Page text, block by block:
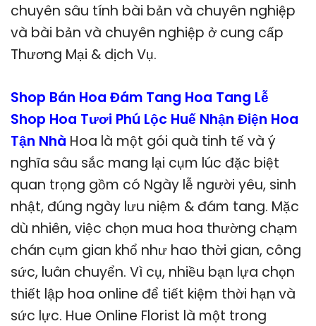
chuyên sâu tính bài bản và chuyên nghiệp
và bài bản và chuyên nghiệp ở cung cấp
Thương Mại & dịch Vụ.
Shop Bán Hoa Đám Tang Hoa Tang Lễ
Shop Hoa Tươi Phú Lộc Huế Nhận Điện Hoa
Tận Nhà Hoa là một gói quà tinh tế và ý
nghĩa sâu sắc mang lại cụm lúc đặc biệt
quan trọng gồm có Ngày lễ người yêu, sinh
nhật, đúng ngày lưu niệm & đám tang. Mặc
dù nhiên, việc chọn mua hoa thường chạm
chán cụm gian khổ như hao thời gian, công
sức, luân chuyển. Vì cụ, nhiều bạn lựa chọn
thiết lập hoa online để tiết kiệm thời hạn và
sức lực. Hue Online Florist là một trong